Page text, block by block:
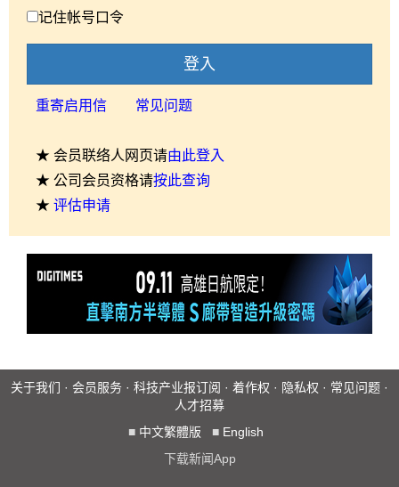
记住帐号口令
登入
重寄启用信 常见问题
★ 会员联络人网页请由此登入
★ 公司会员资格请按此查询
★ 评估申请
关于我们 · 会员服务 · 科技产业报订阅 · 着作权 · 隐私权 · 常见问题 ·
人才招募
■ 中文繁體版 ■ English
下载新闻App